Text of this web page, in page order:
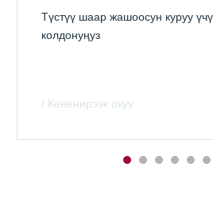
Түстүү шаар жашоосун куруу
колдонуңуз
/ Кененирээк окуу